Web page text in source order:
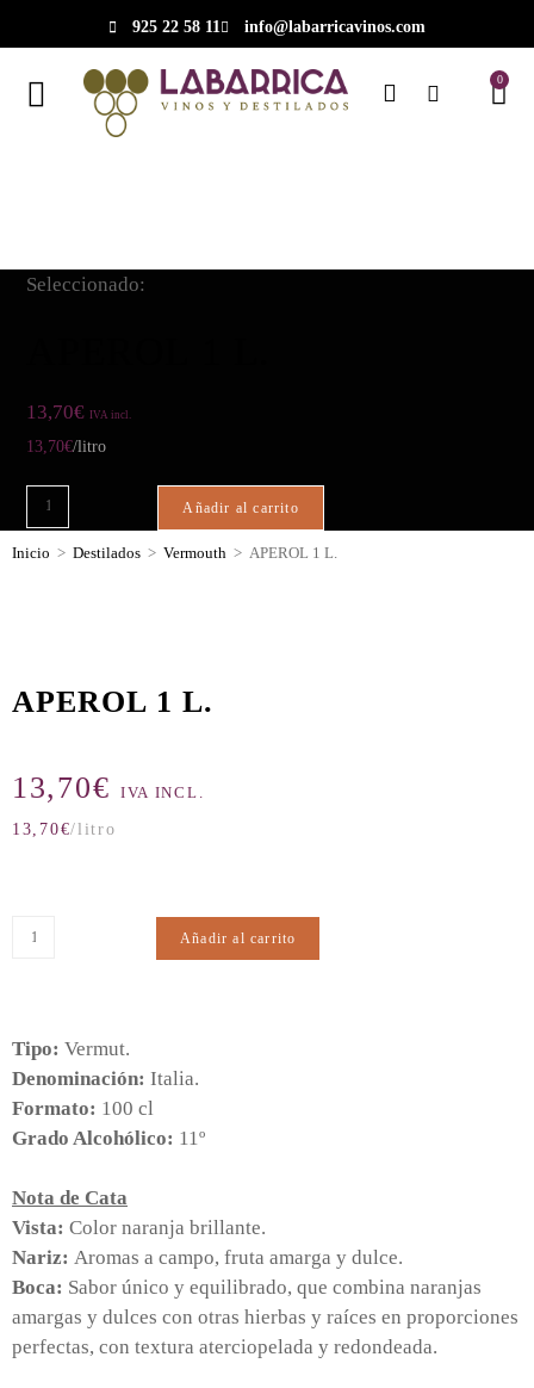
925 22 58 11 info@labarricavinos.com
0
Seleccionado:
13,70€ IVA incl.
13,70€/litro
Añadir al carrito
Inicio > Destilados > Vermouth > APEROL 1 L.
APEROL 1 L.
13,70€ IVA INCL.
13,70€/litro
Añadir al carrito
Tipo: Vermut.
Denominación: Italia.
Formato: 100 cl
Grado Alcohólico: 11º
Nota de Cata
Vista: Color naranja brillante.
Nariz: Aromas a campo, fruta amarga y dulce.
Boca: Sabor único y equilibrado, que combina naranjas
amargas y dulces con otras hierbas y raíces en proporciones
perfectas, con textura aterciopelada y redondeada.